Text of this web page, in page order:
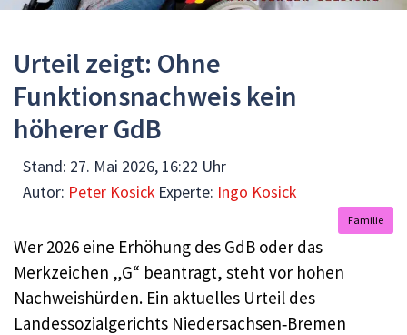
Urteil zeigt: Ohne
Funktionsnachweis kein
höherer GdB
Stand: 27. Mai 2026, 16:22 Uhr
Autor: Peter Kosick Experte: Ingo Kosick
Familie
Wer 2026 eine Erhöhung des GdB oder das
Merkzeichen „G“ beantragt, steht vor hohen
Nachweishürden. Ein aktuelles Urteil des
Landessozialgerichts Niedersachsen‑Bremen